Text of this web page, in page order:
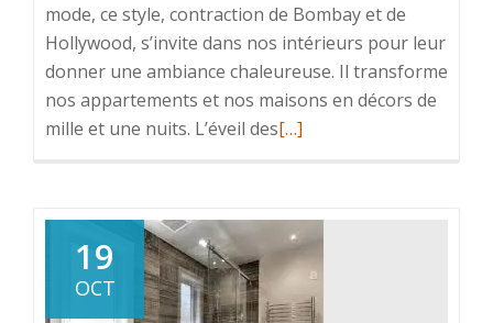
mode, ce style, contraction de Bombay et de
Hollywood, s’invite dans nos intérieurs pour leur
donner une ambiance chaleureuse. Il transforme
nos appartements et nos maisons en décors de
mille et une nuits. L’éveil desEn
tendance
décoration
Bollywood
[…]
19
OCT